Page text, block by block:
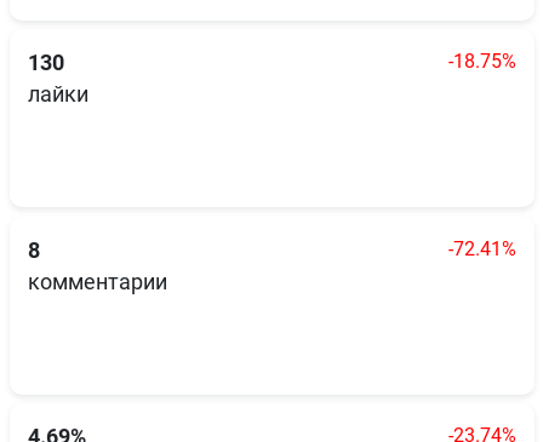
130 -18.75%
лайки
8 -72.41%
комментарии
-23.74%